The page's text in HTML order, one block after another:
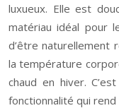
luxueux. Elle est
matériau idéal pour
d’être naturellement
la température
chaud en hiver.
fonctionnalité qui rend